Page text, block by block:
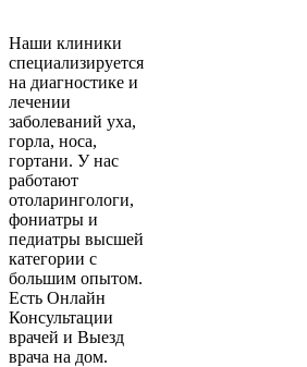
Наши клиники
специализируется
на диагностике и
лечении
заболеваний уха,
горла, носа,
гортани. У нас
работают
отоларингологи,
фониатры и
педиатры высшей
категории с
большим опытом.
Есть Онлайн
Консультации
врачей и Выезд
врача на дом.